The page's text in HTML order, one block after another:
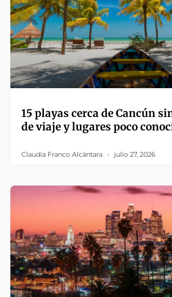
15 playas cerca de Cancún
de viaje y lugares poco
Claudia Franco Alcántara julio 27, 2026